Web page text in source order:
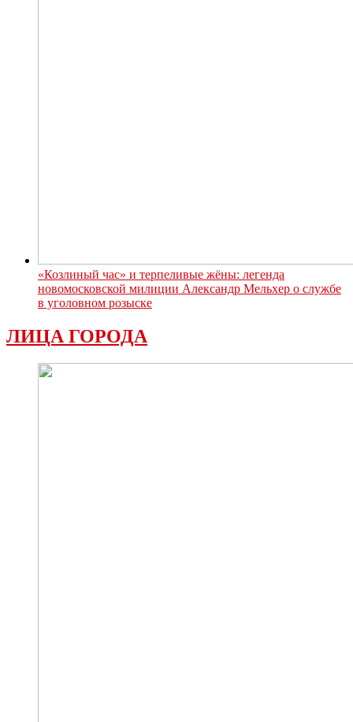
«Козлиный час» и терпеливые жёны: легенда
новомосковской милиции Александр Мельхер о службе
в уголовном розыске
ЛИЦА ГОРОДА